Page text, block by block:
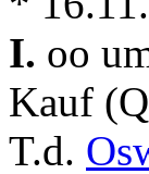
I. oo
Kauf
T.d.